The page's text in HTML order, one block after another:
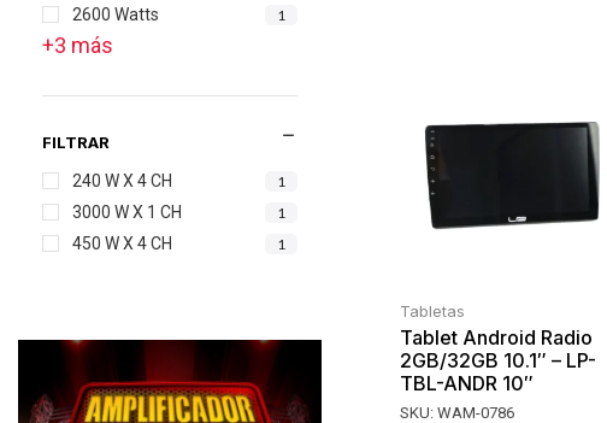
2600 Watts 1
+3 más
240 W X 4 CH 1
3000 W X 1 CH 1
450 W X 4 CH 1
Tabletas
Tablet Android Radio
2GB/32GB 10.1″ – LP-
TBL-ANDR 10″
SKU:WAM-0786